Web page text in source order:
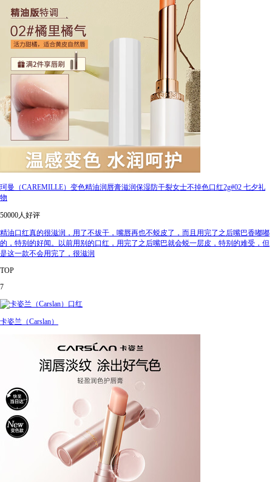
珂曼（CAREMILLE）变色精油润唇膏滋润保湿防干裂女士不掉色口红2g#02 七夕礼
物
50000人好评
精油口红真的很滋润，用了不拔干，嘴唇再也不蜕皮了，而且用完了之后嘴巴香嘟嘟
的，特别的好闻。以前用别的口红，用完了之后嘴巴就会蜕一层皮，特别的难受，但
是这一款不会用完了，很滋润
TOP
7
卡姿兰（Carslan）